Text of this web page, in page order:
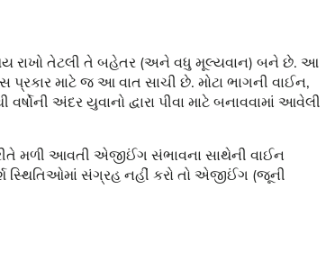
રાખો તેટલી તે બહેતર (અને વધુ મૂલ્યવાન) બને છે. આ
માટે જ આ વાત સાચી છે. મોટા ભાગની વાઈન,
અંદર યુવાનો દ્વારા પીવા માટે બનાવવામાં આવેલી
રીતે મળી આવતી એજીઈંગ સંભાવના સાથેની વાઈન
સંગ્રહ નહીં કરો તો એજીઈંગ (જૂની